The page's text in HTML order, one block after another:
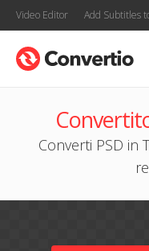
Video Editor Add Subtitles
Converti PSD in